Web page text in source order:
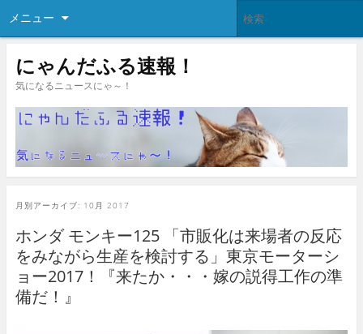
メニュー
にゃんだふる速報！
気になるニュースにゃ～！
月別アーカイブ: 10月 2017
ホンダ モンキー125 「市販化は来場者の反応
をみながら生産を検討する」東京モーターシ
ョー2017！『来たか・・・嫁の説得工作の準
備だ！』